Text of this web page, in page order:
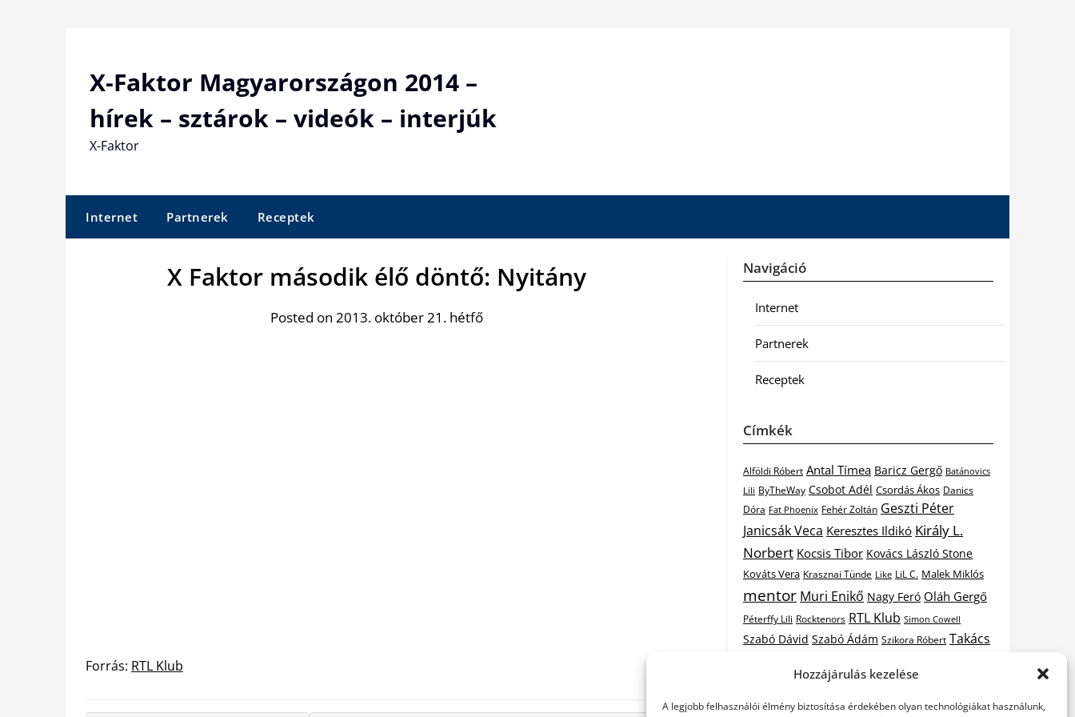
Hozzájárulás kezelése
A legjobb felhasználói élmény biztosítása érdekében olyan technológiákat használunk,
X-Faktor Magyarországon 2014 –
hírek – sztárok – videók – interjúk
X-Faktor
Internet Partnerek Receptek
X Faktor második élő döntő: Nyitány
Posted on 2013. október 21. hétfő
Forrás: RTL Klub
Navigáció
Internet
Partnerek
Receptek
Címkék
Alföldi Róbert Antal Tímea Baricz Gergő Batánovics
Lili ByTheWay Csobot Adél Csordás Ákos Danics
Dóra Fat Phoenix Fehér Zoltán Geszti Péter
Janicsák Veca Keresztes Ildikó Király L.
Norbert Kocsis Tibor Kovács László Stone
Kováts Vera Krasznai Tünde Like LiL C. Malek Miklós
mentor Muri Enikő Nagy Feró Oláh Gergő
Péterffy Lili Rocktenors RTL Klub Simon Cowell
Szabó Dávid Szabó Ádám Szikora Róbert Takács